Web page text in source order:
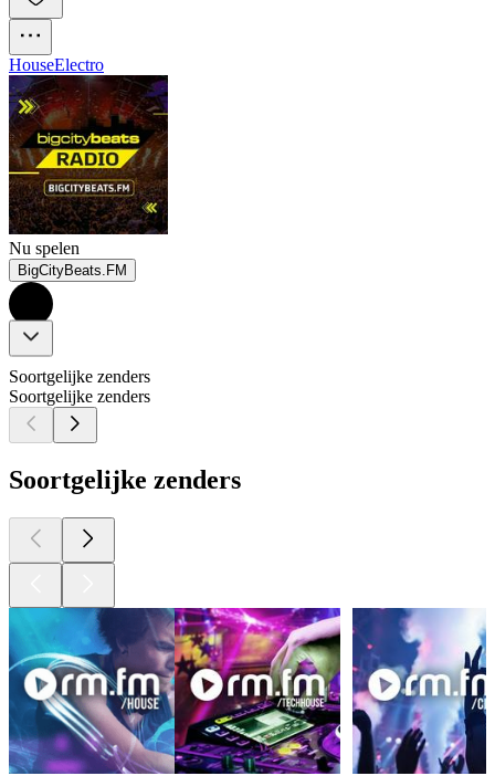
HouseElectro
Nu spelen
BigCityBeats.FM
Soortgelijke zenders
Soortgelijke zenders
Soortgelijke zenders